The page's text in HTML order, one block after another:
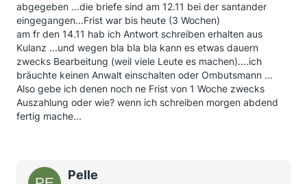
abgegeben ...die briefe sind am 12.11 bei der santander
eingegangen...Frist war bis heute (3 Wochen)
am fr den 14.11 hab ich Antwort schreiben erhalten aus
Kulanz ...und wegen bla bla bla kann es etwas dauern
zwecks Bearbeitung (weil viele Leute es machen)....ich
bräuchte keinen Anwalt einschalten oder Ombutsmann ...
Also gebe ich denen noch ne Frist von 1 Woche zwecks
Auszahlung oder wie? wenn ich schreiben morgen abdend
fertig mache...
Pelle